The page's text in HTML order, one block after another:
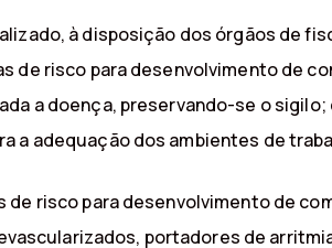
à disposição dos órgãos de
de risco para desenvolvimento de
a doença, preservando-se o
a adequação dos ambientes de
risco para desenvolvimento de
portadores de